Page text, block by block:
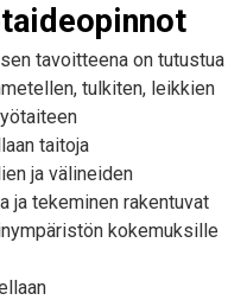
tavoitteena on tutustua
tulkiten, leikkien
taitoja
ja välineiden
ja tekeminen rakentuvat
kokemuksille